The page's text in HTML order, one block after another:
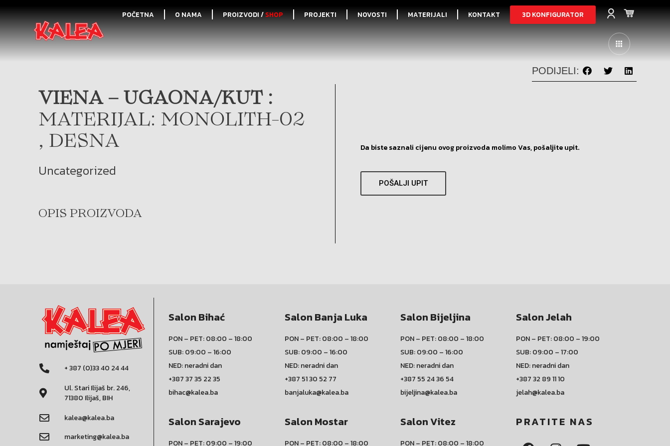
POČETNA O NAMA PROIZVODI /SHOP PROJEKTI NOVOSTI MATERIJALI KONTAKT 3D KONFIGURATOR
PODIJELI:
VIENA – UGAONA/KUT :
MATERIJAL: MONOLITH-02
, DESNA
Uncategorized
OPIS PROIZVODA
Da biste saznali cijenu ovog proizvoda molimo Vas, pošaljite upit.
POŠALJI UPIT
+ 387 (0)33 40 24 44
Ul. Stari Ilijaš br. 246,
71380 Ilijaš, BIH
kalea@kalea.ba
marketing@kalea.ba
Salon Bihać
PON – PET: 08:00 – 18:00
SUB: 09:00 – 16:00
NED: neradni dan
+387 37 35 22 35
bihac@kalea.ba
Salon Banja Luka
PON – PET: 08:00 – 18:00
SUB: 09:00 – 16:00
NED: neradni dan
+387 51 30 52 77
banjaluka@kalea.ba
Salon Bijeljina
PON – PET: 08:00 – 18:00
SUB: 09:00 – 16:00
NED: neradni dan
+387 55 24 36 54
bijeljina@kalea.ba
Salon Jelah
PON – PET: 08:00 – 19:00
SUB: 09:00 – 17:00
NED: neradni dan
+387 32 89 11 10
jelah@kalea.ba
Salon Sarajevo
PON – PET: 09:00 – 19:00
Salon Mostar
PON – PET: 08:00 – 18:00
Salon Vitez
PON – PET: 08:00 – 18:00
PRATITE NAS